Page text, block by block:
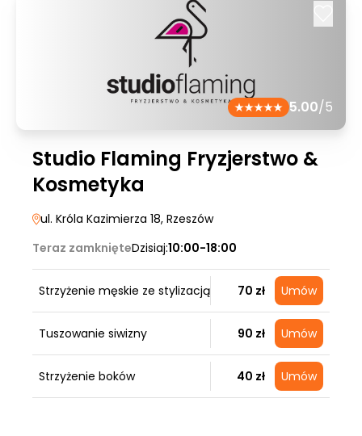
5.00/5
Studio Flaming Fryzjerstwo &
Kosmetyka
ul. Króla Kazimierza 18, Rzeszów
Teraz zamknięteDzisiaj:10:00-18:00
Strzyżenie męskie ze stylizacją 70 zł Umów
Tuszowanie siwizny 90 zł Umów
Strzyżenie boków 40 zł Umów